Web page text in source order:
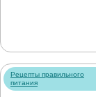
Рецепты правильного
питания